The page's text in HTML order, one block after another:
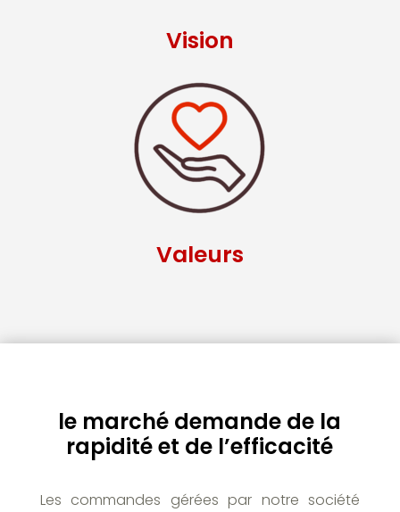
Vision
Valeurs
le marché demande de la
rapidité et de l’efficacité
Les commandes gérées par notre société